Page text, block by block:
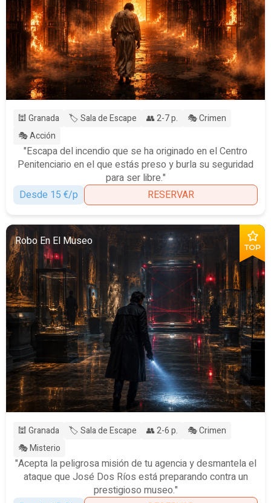
🕍 Granada 🏷️ Sala de Escape 👥 2-7 p.
🎭 Crimen
🎭 Acción
"Escapa del incendio que se ha originado en el Centro
Penitenciario en el que estás preso y burla su seguridad
para ser libre."
Desde 15 €/p
RESERVAR
TOP
Robo En El Museo
🕍 Granada 🏷️ Sala de Escape 👥 2-6 p.
🎭 Crimen
🎭 Misterio
"Acepta la peligrosa misión de tu agencia y desmantela el
ataque que José Dos Ríos está preparando contra un
prestigioso museo."